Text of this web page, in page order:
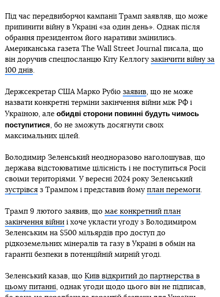
Під час передвиборчої кампанії Трамп заявляв, що може
припинити війну в Україні «за один день». Однак після
обрання президентом його наративи змінились.
Американська газета The Wall Street Journal писала, що
він доручив спецпосланцю Кіту Келлогу закінчити війну за
100 днів
Держсекретар США Марко Рубіо заявив , що не може
назвати конкретні терміни закінчення війни між РФ і
Україною, але обидві сторони повинні будуть чимось
поступитися , бо не зможуть досягнути своїх
максимальних цілей.
Володимир Зеленський неодноразово наголошував, що
держава відстоюватиме цілісність і не поступиться Росії
своїми територіями. У вересні 2024 року Зеленський
зустрівся з Трампом і представив йому план перемоги
Трамп 9 лютого заявив, що має конкретний план
закінчення війни і хоче укласти угоду з Володимиром
Зеленським на $500 мільярдів про доступ до
рідкоземельних мінералів та газу в Україні в обмін на
гарантії безпеки в потенційній мирній угоді.
Зеленський казав, що Київ відкритий до партнерства в
цьому питанні , однак угоди щодо цього він не підписав,